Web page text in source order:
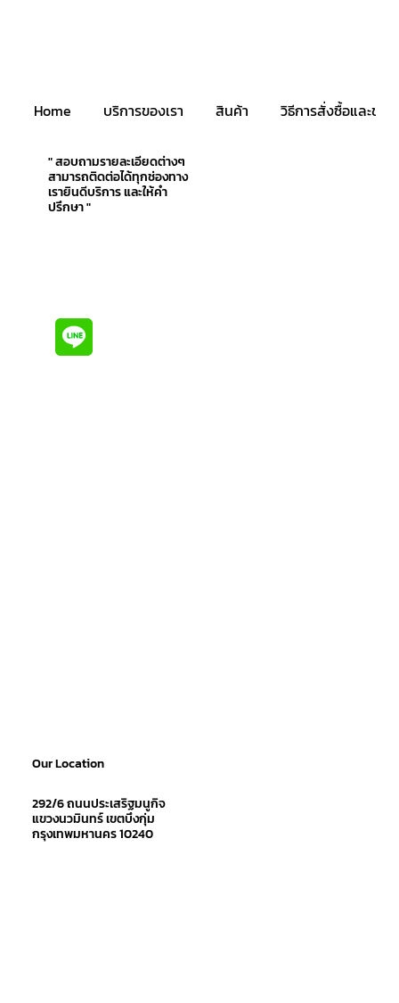
Home บริการของเรา สินค้า วิธีการสั่งซื้อและชำร
" สอบถามรายละเอียดต่างๆ
สามารถติดต่อได้ทุกช่องทาง
เรายินดีบริการ และให้คำ
ปรึกษา "
Our Location
292/6 ถนนประเสริฐมนูกิจ
แขวงนวมินทร์ เขตบึงกุ่ม
กรุงเทพมหานคร 10240